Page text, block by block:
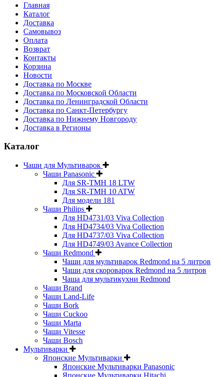
Главная
Каталог
Доставка
Самовывоз
Оплата
Возврат
Контакты
Корзина
Новости
Доставка по Москве
Доставка по Московской Области
Доставка по Ленинградской Области
Доставка по Санкт-Петербургу
Доставка по Нижнему Новгороду
Доставка в Регионы
Каталог
Чаши для Мультиварок
Чаши Panasonic
Для SR-TMH 18 LTW
Для SR-TMH 10 ATW
Для модели 181
Чаши Philips
Для HD4731/03 Viva Collection
Для HD4734/03 Viva Collection
Для HD4737/03 Viva Collection
Для HD4749/03 Avance Collection
Чаши Redmond
Чаши для мультиварок Redmond на 5 литров
Чаши для скороварок Redmond на 5 литров
Чаша для мультикухни Redmond
Чаши Brand
Чаши Land-Life
Чаши Bork
Чаши Cuckoo
Чаши Marta
Чаши Vitesse
Чаши Bosch
Мультиварки
Японские Мультиварки
Японские Мультиварки Panasonic